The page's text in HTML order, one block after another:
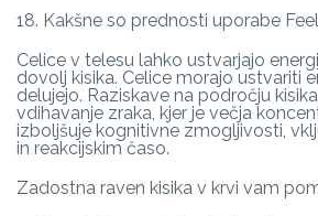
18. Kakšne so prednosti uporabe
Celice v telesu lahko ustvarjajo
dovolj kisika. Celice morajo ustvariti
delujejo. Raziskave na področju
vdihavanje zraka, kjer je večja
izboljšuje kognitivne zmogljivosti,
in reakcijskim časo.
Zadostna raven kisika v krvi vam